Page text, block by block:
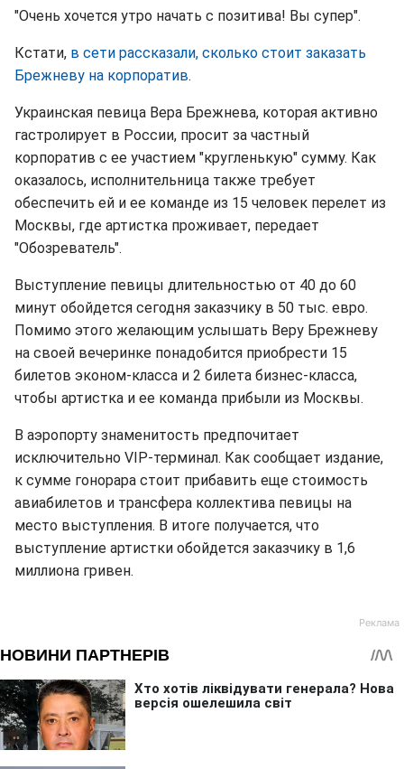
"Очень хочется утро начать с позитива! Вы супер".
Кстати, в сети рассказали, сколько стоит заказать
Брежневу на корпоратив.
Украинская певица Вера Брежнева, которая активно
гастролирует в России, просит за частный
корпоратив с ее участием "кругленькую" сумму. Как
оказалось, исполнительница также требует
обеспечить ей и ее команде из 15 человек перелет из
Москвы, где артистка проживает, передает
"Обозреватель".
Выступление певицы длительностью от 40 до 60
минут обойдется сегодня заказчику в 50 тыс. евро.
Помимо этого желающим услышать Веру Брежневу
на своей вечеринке понадобится приобрести 15
билетов эконом-класса и 2 билета бизнес-класса,
чтобы артистка и ее команда прибыли из Москвы.
В аэропорту знаменитость предпочитает
исключительно VIP-терминал. Как сообщает издание,
к сумме гонорара стоит прибавить еще стоимость
авиабилетов и трансфера коллектива певицы на
место выступления. В итоге получается, что
выступление артистки обойдется заказчику в 1,6
миллиона гривен.